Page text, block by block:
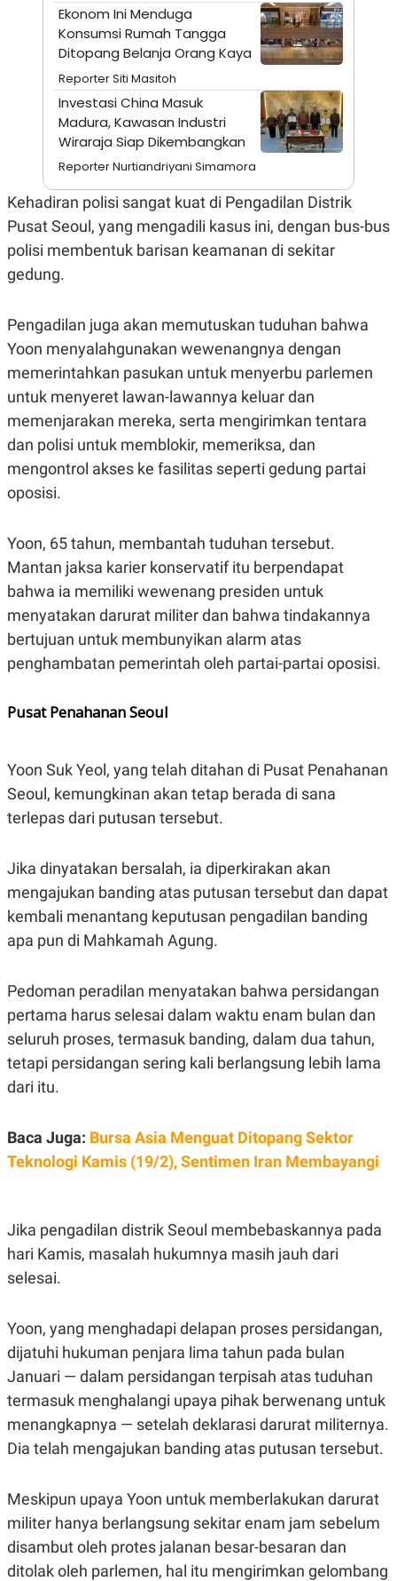
L
E
S
A
R
I
KANAL
P
S
A
T
D
T
A
I
A
G
E
S
N
T
A
N
T
V
P
S
U
S
JARINGAN
O
N
C
A
D
Y
R
R
L
E
A
.
D
L
A
N
A
A
N
C
E
A
K
I
N
J
E
M
T
N
P
A
P
D
V
S
N
G
M
E
D
I
A
.
I
D
SITEMAP
OF
USE
PEDOMAN
PEMBERITAAN
SIBER
Ekonom Ini Menduga
Konsumsi Rumah Tangga
Ditopang Belanja Orang Kaya
Reporter Siti Masitoh
Investasi China Masuk
Madura, Kawasan Industri
Wiraraja Siap Dikembangkan
Reporter Nurtiandriyani Simamora
Kehadiran polisi sangat kuat di Pengadilan Distrik
Pusat Seoul, yang mengadili kasus ini, dengan bus-bus
polisi membentuk barisan keamanan di sekitar
gedung.
Pengadilan juga akan memutuskan tuduhan bahwa
Yoon menyalahgunakan wewenangnya dengan
memerintahkan pasukan untuk menyerbu parlemen
untuk menyeret lawan-lawannya keluar dan
memenjarakan mereka, serta mengirimkan tentara
dan polisi untuk memblokir, memeriksa, dan
mengontrol akses ke fasilitas seperti gedung partai
oposisi.
Yoon, 65 tahun, membantah tuduhan tersebut.
Mantan jaksa karier konservatif itu berpendapat
bahwa ia memiliki wewenang presiden untuk
menyatakan darurat militer dan bahwa tindakannya
bertujuan untuk membunyikan alarm atas
penghambatan pemerintah oleh partai-partai oposisi.
Pusat Penahanan Seoul
Yoon Suk Yeol, yang telah ditahan di Pusat Penahanan
Seoul, kemungkinan akan tetap berada di sana
terlepas dari putusan tersebut.
Jika dinyatakan bersalah, ia diperkirakan akan
mengajukan banding atas putusan tersebut dan dapat
kembali menantang keputusan pengadilan banding
apa pun di Mahkamah Agung.
Pedoman peradilan menyatakan bahwa persidangan
pertama harus selesai dalam waktu enam bulan dan
seluruh proses, termasuk banding, dalam dua tahun,
tetapi persidangan sering kali berlangsung lebih lama
dari itu.
Baca Juga: Bursa Asia Menguat Ditopang Sektor
Teknologi Kamis (19/2), Sentimen Iran Membayangi
Jika pengadilan distrik Seoul membebaskannya pada
hari Kamis, masalah hukumnya masih jauh dari
selesai.
Yoon, yang menghadapi delapan proses persidangan,
dijatuhi hukuman penjara lima tahun pada bulan
Januari — dalam persidangan terpisah atas tuduhan
termasuk menghalangi upaya pihak berwenang untuk
menangkapnya — setelah deklarasi darurat militernya.
Dia telah mengajukan banding atas putusan tersebut.
Meskipun upaya Yoon untuk memberlakukan darurat
militer hanya berlangsung sekitar enam jam sebelum
disambut oleh protes jalanan besar-besaran dan
ditolak oleh parlemen, hal itu mengirimkan gelombang